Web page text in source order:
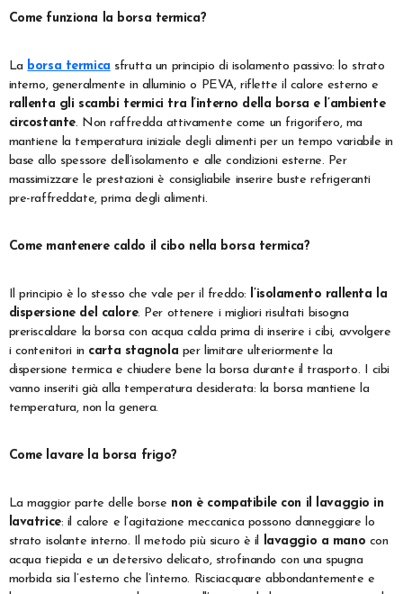
Come funziona la borsa termica?
La borsa termica sfrutta un principio di isolamento passivo: lo strato
interno, generalmente in alluminio o PEVA, riflette il calore esterno e
rallenta gli scambi termici tra l’interno della borsa e l’ambiente
circostante. Non raffredda attivamente come un frigorifero, ma
mantiene la temperatura iniziale degli alimenti per un tempo variabile in
base allo spessore dell’isolamento e alle condizioni esterne. Per
massimizzare le prestazioni è consigliabile inserire buste refrigeranti
pre-raffreddate, prima degli alimenti.
Come mantenere caldo il cibo nella borsa termica?
Il principio è lo stesso che vale per il freddo: l’isolamento rallenta la
dispersione del calore. Per ottenere i migliori risultati bisogna
preriscaldare la borsa con acqua calda prima di inserire i cibi, avvolgere
i contenitori in carta stagnola per limitare ulteriormente la
dispersione termica e chiudere bene la borsa durante il trasporto. I cibi
vanno inseriti già alla temperatura desiderata: la borsa mantiene la
temperatura, non la genera.
Come lavare la borsa frigo?
La maggior parte delle borse non è compatibile con il lavaggio in
lavatrice: il calore e l’agitazione meccanica possono danneggiare lo
strato isolante interno. Il metodo più sicuro è il lavaggio a mano con
acqua tiepida e un detersivo delicato, strofinando con una spugna
morbida sia l’esterno che l’interno. Risciacquare abbondantemente e